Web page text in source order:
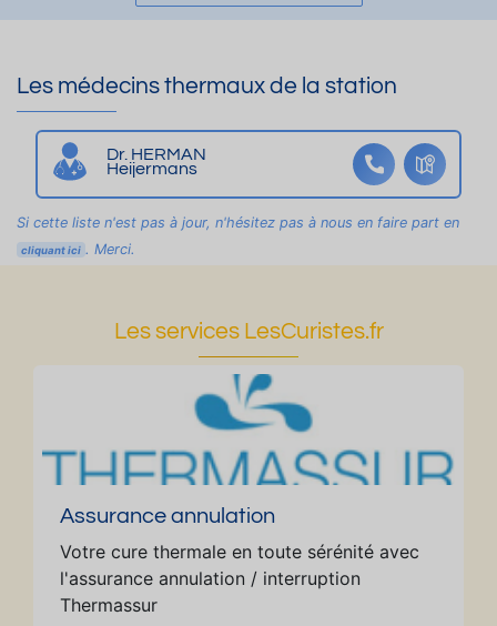
Les médecins thermaux de la station
Dr. HERMAN
Heijermans
Si cette liste n'est pas à jour, n'hésitez pas à nous en faire part en
cliquant ici . Merci.
Les services LesCuristes.fr
Assurance annulation
Votre cure thermale en toute sérénité avec
l'assurance annulation / interruption
Thermassur